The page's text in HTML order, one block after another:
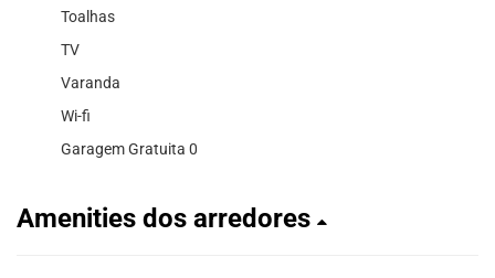
Toalhas
TV
Varanda
Wi-fi
Garagem Gratuita 0
Amenities dos arredores